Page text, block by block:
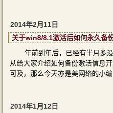
2014年2月11日
关于win8/8.1激活后如何永久备
年前到年后，已经有半月多
从给大家介绍如何备份激活信息
可及，那么今天亦是美网络的小
2014年1月12日